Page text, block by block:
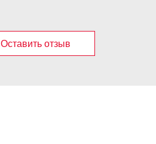
Оставить отзыв